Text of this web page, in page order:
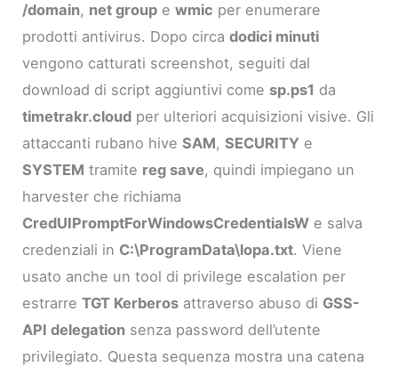
/domain, net group ewmic per enumerare
prodotti antivirus. Dopo circadodici minuti
vengono catturati screenshot, seguiti dal
download di script aggiuntivi come sp.ps1 da
timetrakr.cloud per ulteriori acquisizioni visive. Gli
attaccanti rubano hiveSAM,SECURITY e
SYSTEM tramite reg save, quindi impiegano un
harvester che richiama
CredUIPromptForWindowsCredentialsW e salva
credenziali in C:\ProgramData\lopa.txt. Viene
usato anche un tool di privilege escalation per
estrarreTGT Kerberos attraverso abuso di GSS-
API delegation senza password dell’utente
privilegiato. Questa sequenza mostra una catena